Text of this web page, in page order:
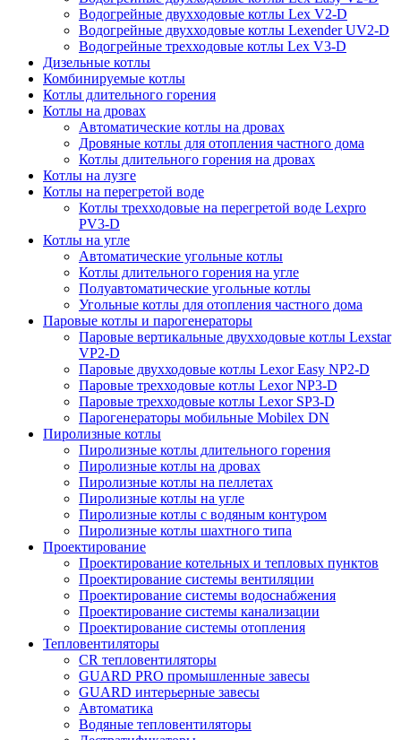
Водогрейные двухходовые котлы Lex V2-D
Водогрейные двухходовые котлы Lexender UV2-D
Водогрейные трехходовые котлы Lex V3-D
Дизельные котлы
Комбинируемые котлы
Котлы длительного горения
Котлы на дровах
Автоматические котлы на дровах
Дровяные котлы для отопления частного дома
Котлы длительного горения на дровах
Котлы на лузге
Котлы на перегретой воде
Котлы трехходовые на перегретой воде Lexpro
PV3-D
Котлы на угле
Автоматические угольные котлы
Котлы длительного горения на угле
Полуавтоматические угольные котлы
Угольные котлы для отопления частного дома
Паровые котлы и парогенераторы
Паровые вертикальные двухходовые котлы Lexstar
VP2-D
Паровые двухходовые котлы Lexor Easy NP2-D
Паровые трехходовые котлы Lexor NP3-D
Паровые трехходовые котлы Lexor SP3-D
Парогенераторы мобильные Mobilex DN
Пиролизные котлы
Пиролизные котлы длительного горения
Пиролизные котлы на дровах
Пиролизные котлы на пеллетах
Пиролизные котлы на угле
Пиролизные котлы с водяным контуром
Пиролизные котлы шахтного типа
Проектирование
Проектирование котельных и тепловых пунктов
Проектирование системы вентиляции
Проектирование системы водоснабжения
Проектирование системы канализации
Проектирование системы отопления
Тепловентиляторы
CR тепловентиляторы
GUARD PRO промышленные завесы
GUARD интерьерные завесы
Автоматика
Водяные тепловентиляторы